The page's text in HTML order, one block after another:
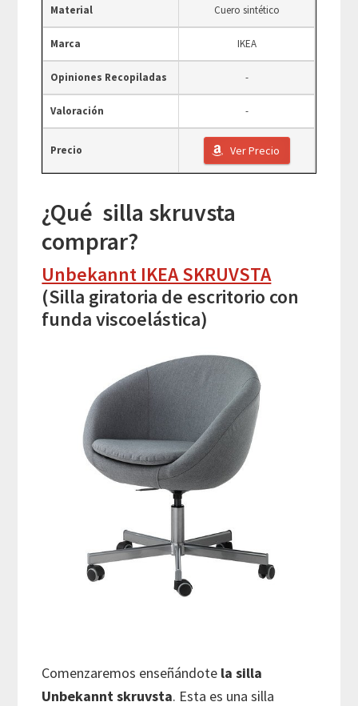
Material Cuero sintético
Marca IKEA
Opiniones Recopiladas -
Valoración -
Precio Ver Precio
¿Qué silla skruvsta
comprar?
Unbekannt IKEA SKRUVSTA
(Silla giratoria de escritorio con
funda viscoelástica)
Comenzaremos enseñándote la silla
Unbekannt skruvsta. Esta es una silla